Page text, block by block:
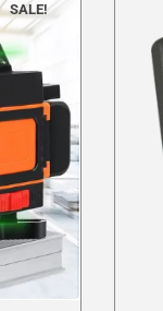
SALE!